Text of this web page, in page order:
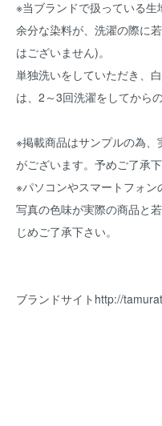
※当ブランドで扱っている
余分な染料が、洗濯の際に
はございません)。
単独洗いをしていただき、
は、2～3回洗濯をしてから
※掲載商品はサンプルの為
がございます。予めご了承下
※パソコンやスマートフォン
写真の色味が実際の商品と
じめご了承下さい。
ブランドサイト http://